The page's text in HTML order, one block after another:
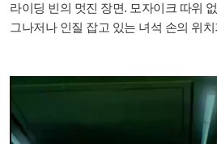
라이딩 빈의 멋진 장면. 모자이크 따위
그나저나 인질 잡고 있는 녀석 손의 위치